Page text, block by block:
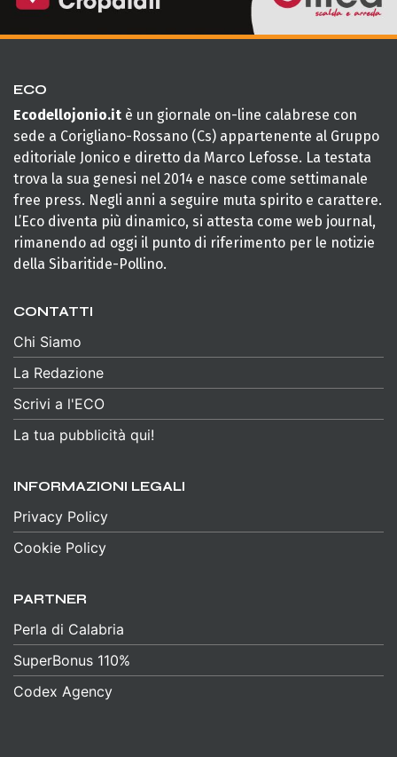
ECO
Ecodellojonio.it è un giornale on-line calabrese con
sede a Corigliano-Rossano (Cs) appartenente al Gruppo
editoriale Jonico e diretto da Marco Lefosse. La testata
trova la sua genesi nel 2014 e nasce come settimanale
free press. Negli anni a seguire muta spirito e carattere.
L’Eco diventa più dinamico, si attesta come web journal,
rimanendo ad oggi il punto di riferimento per le notizie
della Sibaritide-Pollino.
CONTATTI
Chi Siamo
La Redazione
Scrivi a l'ECO
La tua pubblicità qui!
INFORMAZIONI LEGALI
Privacy Policy
Cookie Policy
PARTNER
Perla di Calabria
SuperBonus 110%
Codex Agency